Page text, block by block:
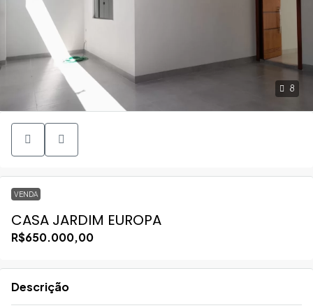
8
VENDA
CASA JARDIM EUROPA
R$650.000,00
Descrição